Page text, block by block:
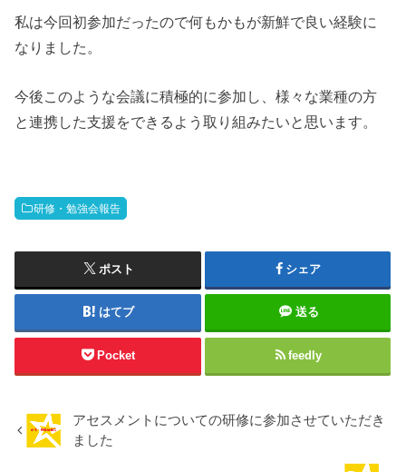
私は今回初参加だったので何もかもが新鮮で良い経験に
なりました。
今後このような会議に積極的に参加し、様々な業種の方
と連携した支援をできるよう取り組みたいと思います。
研修・勉強会報告
ポスト シェア
はてブ 送る
Pocket feedly
アセスメントについての研修に参加させていただき
ました